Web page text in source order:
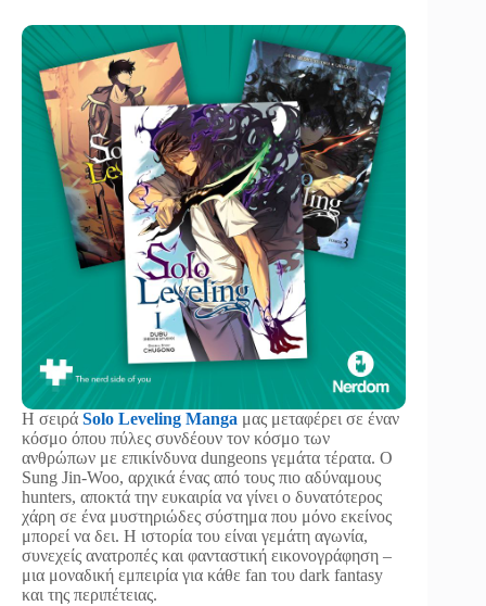
Η σειρά Solo Leveling Manga μας μεταφέρει σε έναν
κόσμο όπου πύλες συνδέουν τον κόσμο των
ανθρώπων με επικίνδυνα dungeons γεμάτα τέρατα. Ο
Sung Jin-Woo, αρχικά ένας από τους πιο αδύναμους
hunters, αποκτά την ευκαιρία να γίνει ο δυνατότερος
χάρη σε ένα μυστηριώδες σύστημα που μόνο εκείνος
μπορεί να δει. Η ιστορία του είναι γεμάτη αγωνία,
συνεχείς ανατροπές και φανταστική εικονογράφηση –
μια μοναδική εμπειρία για κάθε fan του dark fantasy
και της περιπέτειας.